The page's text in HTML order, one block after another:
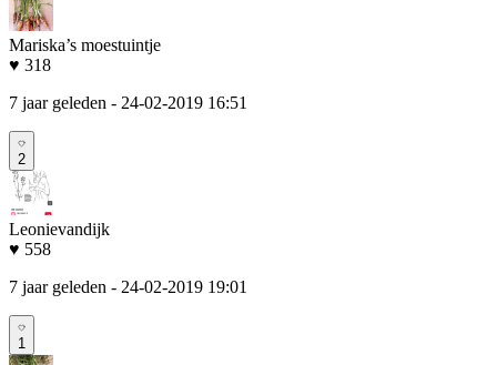
Mariska’s moestuintje
♥ 318
7 jaar geleden - 24-02-2019 16:51
2
Leonievandijk
♥ 558
7 jaar geleden - 24-02-2019 19:01
1